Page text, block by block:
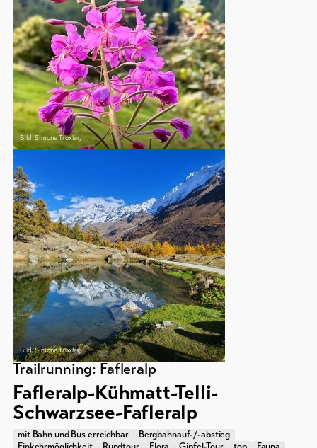
Bild: Simone Troxler,
Bild: Simone Troxler,
Fafleralp-Kühmatt-Telli-
Schwarzsee-Fafleralp
Trailrunning: Fafleralp
mit Bahn und Bus erreichbar
Bergbahnauf-/-abstieg